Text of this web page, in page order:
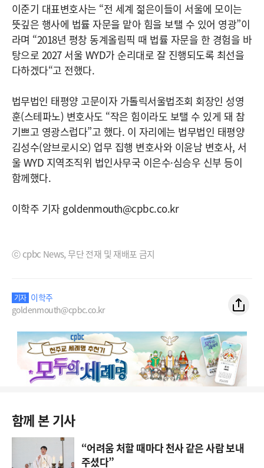
이준기 대표변호사는 “전 세계 젊은이들이 서울에 모이는
뜻깊은 행사에 법률 자문을 맡아 힘을 보탤 수 있어 영광”이
라며 “2018년 평창 동계올림픽 때 법률 자문을 한 경험을 바
탕으로 2027 서울 WYD가 순리대로 잘 진행되도록 최선을
다하겠다“고 전했다.
법무법인 태평양 고문이자 가톨릭서울법조회 회장인 성영
훈(스테파노) 변호사도 “작은 힘이라도 보탤 수 있게 돼 참
기쁘고 영광스럽다”고 했다. 이 자리에는 법무법인 태평양
김성수(암브로시오) 업무 집행 변호사와 이윤남 변호사, 서
울 WYD 지역조직위 법인사무국 이은수·심승우 신부 등이
함께했다.
이학주 기자 goldenmouth@cpbc.co.kr
ⓒ cpbc News, 무단 전재 및 재배포 금지
기자 이학주
goldenmouth@cpbc.co.kr
함께 본 기사
“어려움 처할 때마다 천사 같은 사람 보내
주셨다”